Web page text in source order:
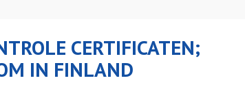
CERTIFICATEN;
IN FINLAND